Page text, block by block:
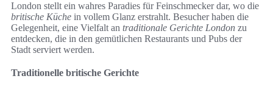
London stellt ein wahres Paradies für Feinschmecker dar, wo die
britische Küche in vollem Glanz erstrahlt. Besucher haben die
Gelegenheit, eine Vielfalt an traditionale Gerichte London zu
entdecken, die in den gemütlichen Restaurants und Pubs der
Stadt serviert werden.
Traditionelle britische Gerichte